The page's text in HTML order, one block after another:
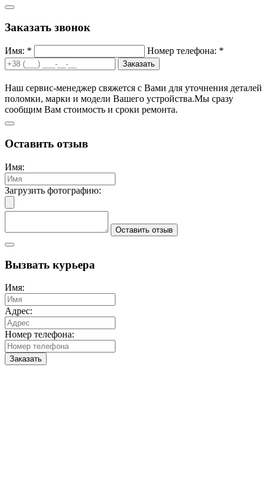
Заказать звонок
Имя: * Номер телефона: *
Заказать
Наш сервис-менеджер свяжется с Вами для уточнения деталей
поломки, марки и модели Вашего устройства.Мы сразу
сообщим Вам стоимость и сроки ремонта.
Оставить отзыв
Имя:
Загрузить фотографию:
Оставить отзыв
Вызвать курьера
Имя:
Адрес:
Номер телефона:
Заказать